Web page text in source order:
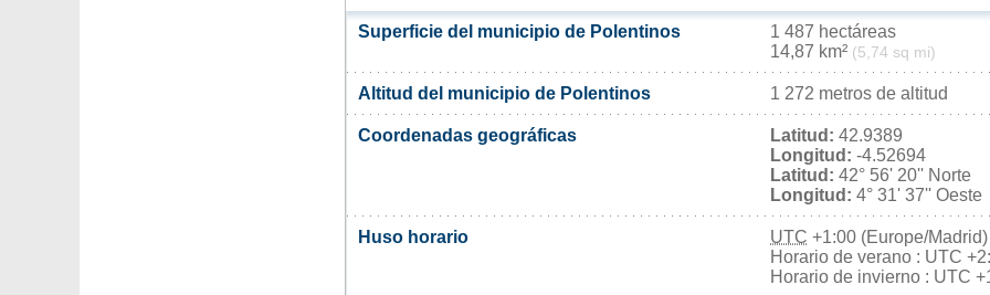
Superficie del municipio de Polentinos
1 487 hectáreas
14,87 km² (5,74 sq mi)
Altitud del municipio de Polentinos 1 272 metros de altitud
Coordenadas geográficas Latitud: 42.9389
Longitud: -4.52694
Latitud: 42° 56' 20'' Norte
Longitud: 4° 31' 37'' Oeste
Huso horario UTC +1:00 (Europe/Madrid)
Horario de verano : UTC
Horario de invierno : UTC